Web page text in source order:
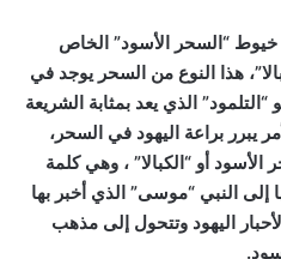
“السحر الأسود” الخاص
هذا النوع من السحر يوجد في
الذي يعد بمثابة الشريعة
يبرر براعة اليهود في السحر،
أو “الكبالا” ، وهي كلمة
إلى النبي “موسى” الذي أخبر بها
اليهود وتتحول إلى مذهب